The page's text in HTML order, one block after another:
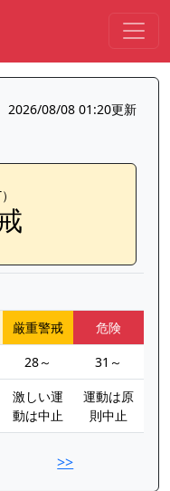
2026/08/08 01:20更新
厳重警戒
危険
28～
31～
激しい運
動は中止
運動は原
則中止
>>